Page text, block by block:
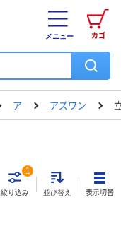
カゴ
メニュー
ア アズワン
絞り込み
1
並び替え 表示切替